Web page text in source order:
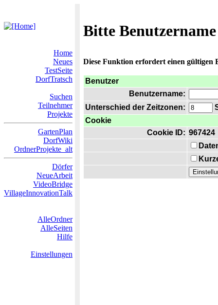
Bitte
Home
Neues
TestSeite
DorfTratsch
Suchen
Teilnehmer
Projekte
GartenPlan
DorfWiki
OrdnerProjekte_alt
Dörfer
NeueArbeit
VideoBridge
VillageInnovationTalk
AlleOrdner
AlleSeiten
Hilfe
Einstellungen
Diese Funktion erfordert einen gültigen
Benutzer
Benutzername:
Unterschied der Zeitzonen:
Cookie
Cookie ID: 967424